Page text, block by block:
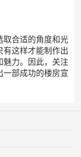
取合适的角度和光
有这样才能制作出
魅力。因此，关注
一部成功的楼房宣